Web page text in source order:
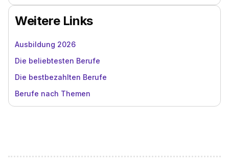
Weitere Links
Ausbildung 2026
Die beliebtesten Berufe
Die bestbezahlten Berufe
Berufe nach Themen